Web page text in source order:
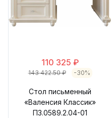
110 325 ₽
143 422.50 ₽ -30%
Стол письменный
«Валенсия Классик»
П3.0589.2.04-01